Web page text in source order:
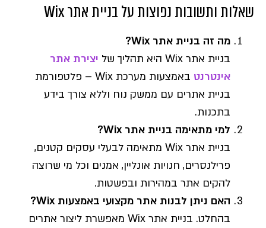
שאלות ותשובות נפוצות על בניית אתר Wix
מה זה בניית אתר Wix?
בניית אתר Wix היא תהליך של
יצירת אתר
אינטרנט
באמצעות מערכת Wix – פלטפורמת
בניית אתרים עם ממשק נוח וללא צורך בידע
בתכנות.
למי מתאימה בניית אתר Wix?
בניית אתר Wix מתאימה לבעלי עסקים קטנים,
פרילנסרים, חנויות אונליין, אמנים וכל מי שרוצה
להקים אתר במהירות ובפשטות.
האם ניתן לבנות אתר מקצועי באמצעות Wix?
בהחלט. בניית אתר Wix מאפשרת ליצור אתרים